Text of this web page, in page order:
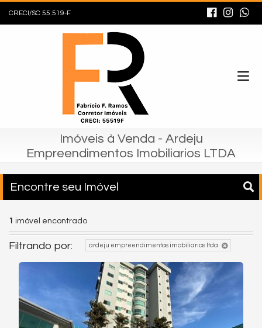
CRECI/SC 55.519-F
Imóveis à Venda - Ardeju
Empreendimentos Imobiliarios LTDA
Encontre seu Imóvel
1 imóvel encontrado
Filtrando por: ardeju empreendimentos imobiliarios ltda